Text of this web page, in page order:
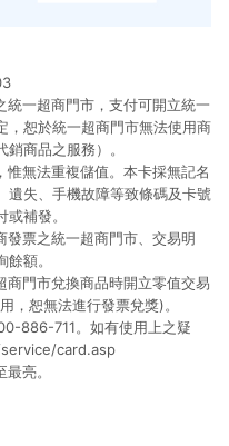
一超商門市，支付可開立統一
，恕於統一超商門市無法使用商
商品之服務）。
無法重複儲值。本卡採無記名
遺失、手機故障等致條碼及卡號
補發。
票之統一超商門市、交易明
額。
門市兌換商品時開立零值交易
，恕無法進行發票兌獎)。
886-711。如有使用上之疑
card.asp
亮。